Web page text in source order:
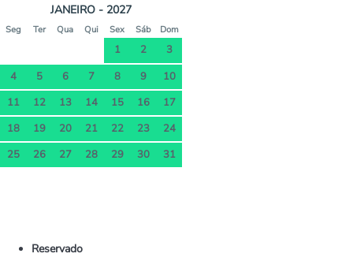
JANEIRO - 2027
Seg Ter Qua Qui Sex Sáb Dom
1 2
3
4
5 6 7 8 9
10
11
12 13 14 15 16
17
18
19 20 21 22 23
24
25
26 27 28 29 30 31
Reservado